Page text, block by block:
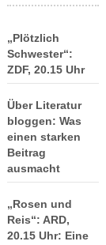
„Plötzlich
Schwester“:
ZDF, 20.15 Uhr
Über Literatur
bloggen: Was
einen starken
Beitrag
ausmacht
„Rosen und
Reis“: ARD,
20.15 Uhr: Eine